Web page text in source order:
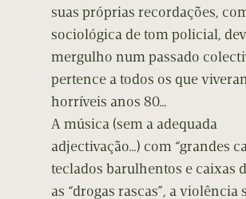
suas próprias recordações,
sociológica de tom policial,
mergulho num passado
pertence a todos os que
horríveis anos 80…
A música (sem a adequada
adjectivação…) com “grandes
teclados barulhentos e caixas
as “drogas rascas”, a violência